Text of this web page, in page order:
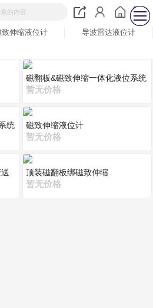
的内容
致伸缩液位计
导波雷达液位计
统
磁翻板&磁致伸缩一体化液位系统
暂无价格
磁致伸缩液位计
暂无价格
顶装磁翻板绑磁致伸缩
暂无价格